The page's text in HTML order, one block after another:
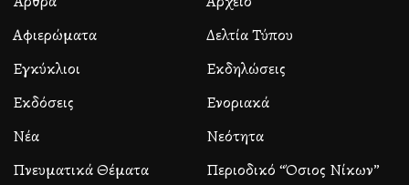
Αφιερώματα
Δελτία Τύπου
Εγκύκλιοι
Εκδηλώσεις
Εκδόσεις
Ενοριακά
Νέα
Νεότητα
Πνευματικά Θέματα
Περιοδικό “Όσιος Νίκων”